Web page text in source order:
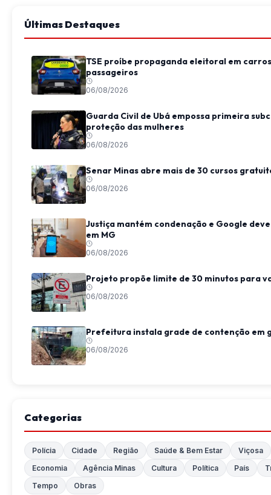
Últimas Destaques
TSE proíbe propaganda eleitoral em
passageiros
06/08/2026
Guarda Civil de Ubá empossa primeira
proteção das mulheres
06/08/2026
Senar Minas abre mais de 30 cursos
06/08/2026
Justiça mantém condenação e Google
em MG
06/08/2026
Projeto propõe limite de 30 minutos para
06/08/2026
Prefeitura instala grade de contenção em
06/08/2026
Categorias
Polícia Cidade Região Saúde & Bem Estar
Viçosa
Economia
Agência Minas Cultura Política País
Tempo
Obras